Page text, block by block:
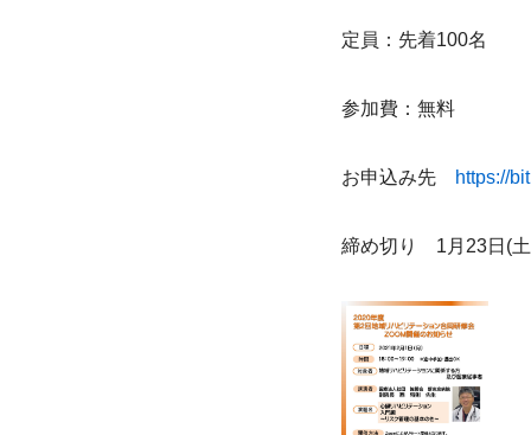
定員：先着100名
参加費：無料
お申込み先 https://
締め切り　1月23日(